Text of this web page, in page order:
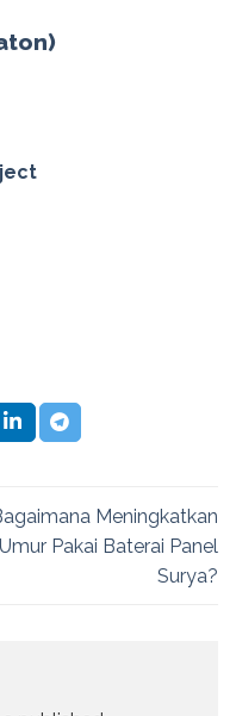
Meningkatkan
Umur Pakai Baterai Panel
Surya?